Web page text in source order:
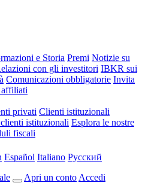
e Storia Premi Notizie su
con gli investitori IBKR sui
Comunicazioni obbligatorie Invita
affiliati
privati Clienti istituzionali
istituzionali Esplora le nostre
fiscali
Español Italiano Pусский
Apri un conto Accedi